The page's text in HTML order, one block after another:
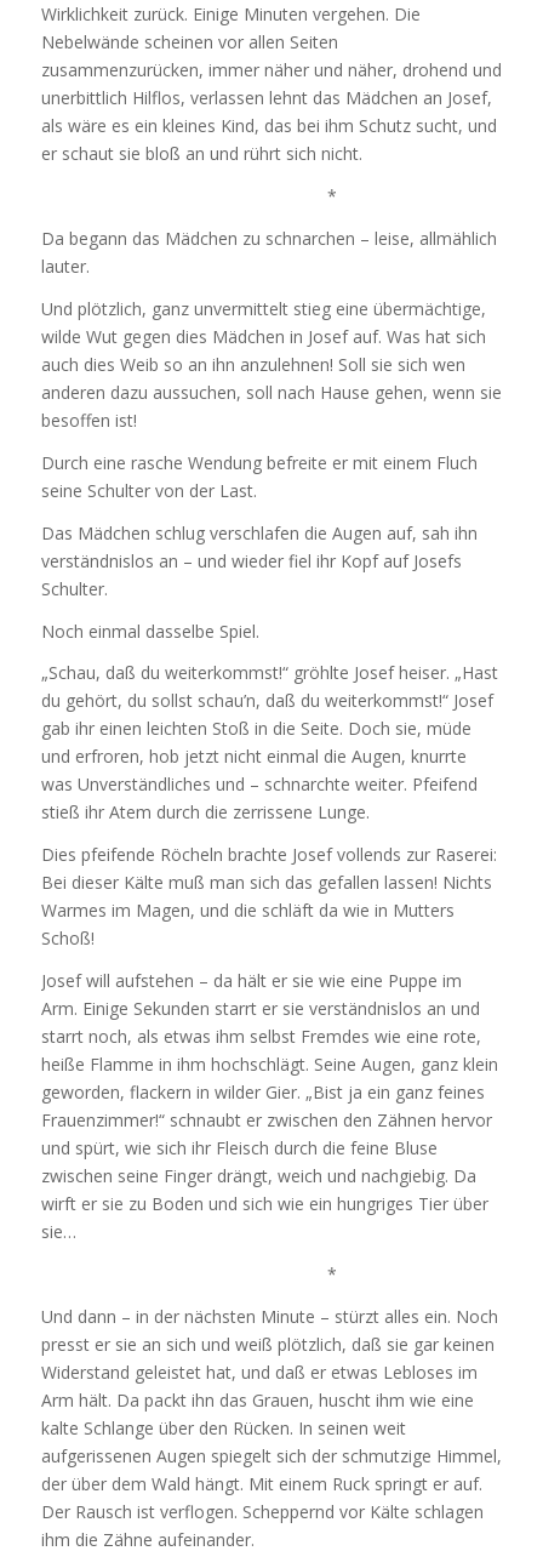
Wirklichkeit zurück. Einige Minuten vergehen. Die
Nebelwände scheinen vor allen Seiten
zusammenzurücken, immer näher und näher, drohend und
unerbittlich Hilflos, verlassen lehnt das Mädchen an Josef,
als wäre es ein kleines Kind, das bei ihm Schutz sucht, und
er schaut sie bloß an und rührt sich nicht.
*
Da begann das Mädchen zu schnarchen – leise, allmählich
lauter.
Und plötzlich, ganz unvermittelt stieg eine übermächtige,
wilde Wut gegen dies Mädchen in Josef auf. Was hat sich
auch dies Weib so an ihn anzulehnen! Soll sie sich wen
anderen dazu aussuchen, soll nach Hause gehen, wenn sie
besoffen ist!
Durch eine rasche Wendung befreite er mit einem Fluch
seine Schulter von der Last.
Das Mädchen schlug verschlafen die Augen auf, sah ihn
verständnislos an – und wieder fiel ihr Kopf auf Josefs
Schulter.
Noch einmal dasselbe Spiel.
„Schau, daß du weiterkommst!“ gröhlte Josef heiser. „Hast
du gehört, du sollst schau’n, daß du weiterkommst!“ Josef
gab ihr einen leichten Stoß in die Seite. Doch sie, müde
und erfroren, hob jetzt nicht einmal die Augen, knurrte
was Unverständliches und – schnarchte weiter. Pfeifend
stieß ihr Atem durch die zerrissene Lunge.
Dies pfeifende Röcheln brachte Josef vollends zur Raserei:
Bei dieser Kälte muß man sich das gefallen lassen! Nichts
Warmes im Magen, und die schläft da wie in Mutters
Schoß!
Josef will aufstehen – da hält er sie wie eine Puppe im
Arm. Einige Sekunden starrt er sie verständnislos an und
starrt noch, als etwas ihm selbst Fremdes wie eine rote,
heiße Flamme in ihm hochschlägt. Seine Augen, ganz klein
geworden, flackern in wilder Gier. „Bist ja ein ganz feines
Frauenzimmer!“ schnaubt er zwischen den Zähnen hervor
und spürt, wie sich ihr Fleisch durch die feine Bluse
zwischen seine Finger drängt, weich und nachgiebig. Da
wirft er sie zu Boden und sich wie ein hungriges Tier über
sie…
*
Und dann – in der nächsten Minute – stürzt alles ein. Noch
presst er sie an sich und weiß plötzlich, daß sie gar keinen
Widerstand geleistet hat, und daß er etwas Lebloses im
Arm hält. Da packt ihn das Grauen, huscht ihm wie eine
kalte Schlange über den Rücken. In seinen weit
aufgerissenen Augen spiegelt sich der schmutzige Himmel,
der über dem Wald hängt. Mit einem Ruck springt er auf.
Der Rausch ist verflogen. Scheppernd vor Kälte schlagen
ihm die Zähne aufeinander.